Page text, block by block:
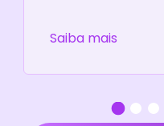
Saiba mais